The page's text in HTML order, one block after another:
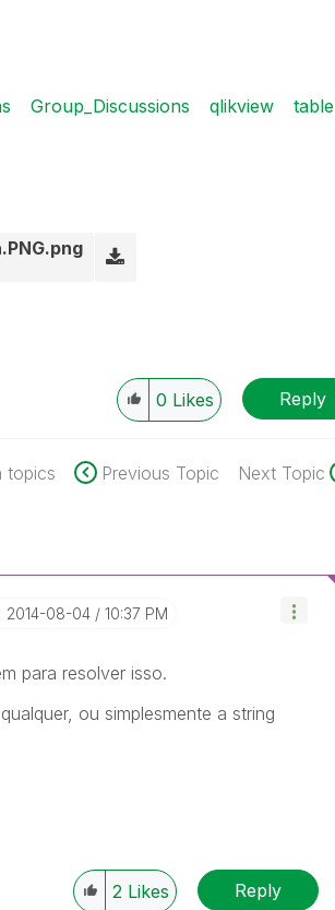
Group_Discussions qlikview table
0 Likes Reply
topics Previous Topic Next Topic
‎2014-08-04 10:37 PM
para resolver isso.
ou simplesmente a string
2 Likes Reply